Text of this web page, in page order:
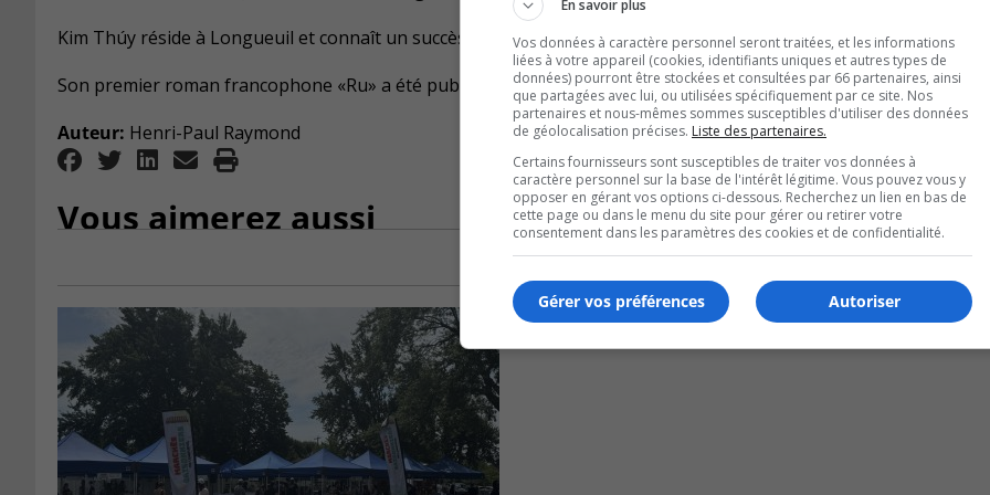
Kim Thúy réside à Longueuil et connaît un succès littéraire depuis son arrivée au Québec à 10 ans avec les boat
Son premier roman francophone «Ru» a été publié en 2009.
Auteur: Henri-Paul Raymond
Vous aimerez aussi
En savoir plus
Vos données à caractère personnel seront traitées, et les informations
liées à votre appareil (cookies, identifiants uniques et autres types de
données) pourront être stockées et consultées par 66 partenaires, ainsi
que partagées avec lui, ou utilisées spécifiquement par ce site. Nos
partenaires et nous-mêmes sommes susceptibles d'utiliser des données
de géolocalisation précises. Liste des partenaires.
Certains fournisseurs sont susceptibles de traiter vos données à
caractère personnel sur la base de l'intérêt légitime. Vous pouvez vous y
opposer en gérant vos options ci-dessous. Recherchez un lien en bas de
cette page ou dans le menu du site pour gérer ou retirer votre
consentement dans les paramètres des cookies et de confidentialité.
Autoriser
Gérer vos préférences